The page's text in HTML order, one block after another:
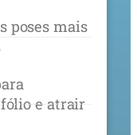
poses mais
e atrair